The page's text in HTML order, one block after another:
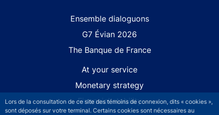
Lors de la consultation de ce site des témoins de connexion, dits « cookies »,
sont déposés sur votre terminal. Certains cookies sont nécessaires au
Ensemble dialoguons
G7 Évian 2026
The Banque de France
At your service
Monetary strategy
Financial stability